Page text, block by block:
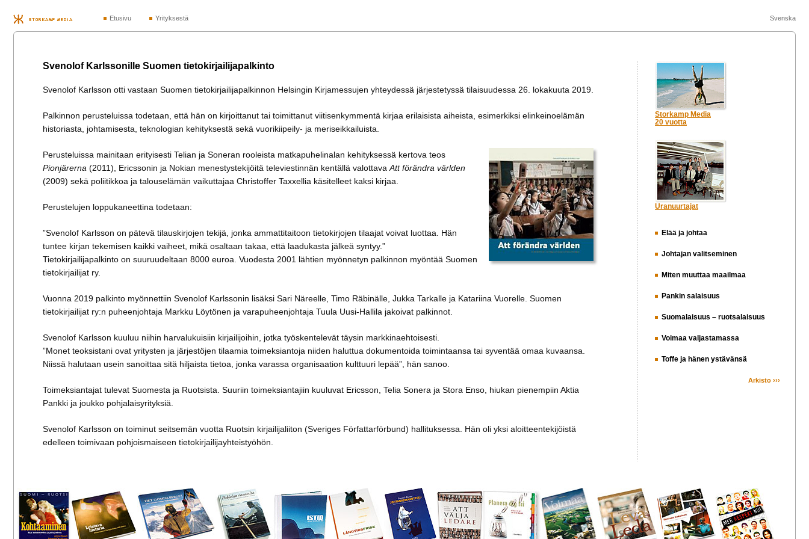
Svenska
Etusivu Yrityksestä
Svenolof Karlssonille Suomen tietokirjailijapalkinto
Svenolof Karlsson otti vastaan Suomen tietokirjailijapalkinnon Helsingin Kirjamessujen yhteydessä järjestetyssä tilaisuudessa 26. lokakuuta 2019.
Palkinnon perusteluissa todetaan, että hän on kirjoittanut tai toimittanut viitisenkymmentä kirjaa erilaisista aiheista, esimerkiksi elinkeinoelämän
historiasta, johtamisesta, teknologian kehityksestä sekä vuorikiipeily- ja meriseikkailuista.
Perusteluissa mainitaan erityisesti Telian ja Soneran rooleista matkapuhelinalan kehityksessä kertova teos
Pionjärerna (2011), Ericssonin ja Nokian menestystekijöitä televiestinnän kentällä valottava Att förändra världen
(2009) sekä poliitikkoa ja talouselämän vaikuttajaa Christoffer Taxxellia käsitelleet kaksi kirjaa.
Perustelujen loppukaneettina todetaan:
”Svenolof Karlsson on pätevä tilauskirjojen tekijä, jonka ammattitaitoon tietokirjojen tilaajat voivat luottaa. Hän
tuntee kirjan tekemisen kaikki vaiheet, mikä osaltaan takaa, että laadukasta jälkeä syntyy.”
Tietokirjailijapalkinto on suuruudeltaan 8000 euroa. Vuodesta 2001 lähtien myönnetyn palkinnon myöntää Suomen
tietokirjailijat ry.
Vuonna 2019 palkinto myönnettiin Svenolof Karlssonin lisäksi Sari Näreelle, Timo Räbinälle, Jukka Tarkalle ja Katariina Vuorelle. Suomen
tietokirjailijat ry:n puheenjohtaja Markku Löytönen ja varapuheenjohtaja Tuula Uusi-Hallila jakoivat palkinnot.
Svenolof Karlsson kuuluu niihin harvalukuisiin kirjailijoihin, jotka työskentelevät täysin markkinaehtoisesti.
”Monet teoksistani ovat yritysten ja järjestöjen tilaamia toimeksiantoja niiden haluttua dokumentoida toimintaansa tai syventää omaa kuvaansa.
Niissä halutaan usein sanoittaa sitä hiljaista tietoa, jonka varassa organisaation kulttuuri lepää”, hän sanoo.
Toimeksiantajat tulevat Suomesta ja Ruotsista. Suuriin toimeksiantajiin kuuluvat Ericsson, Telia Sonera ja Stora Enso, hiukan pienempiin Aktia
Pankki ja joukko pohjalaisyrityksiä.
Svenolof Karlsson on toiminut seitsemän vuotta Ruotsin kirjailijaliiton (Sveriges Författarförbund) hallituksessa. Hän oli yksi aloitteentekijöistä
edelleen toimivaan pohjoismaiseen tietokirjailijayhteistyöhön.
Storkamp Media
20 vuotta
Uranuurtajat
Elää ja johtaa
Johtajan valitseminen
Miten muuttaa maailmaa
Pankin salaisuus
Suomalaisuus – ruotsalaisuus
Voimaa valjastamassa
Toffe ja hänen ystävänsä
Arkisto ›››